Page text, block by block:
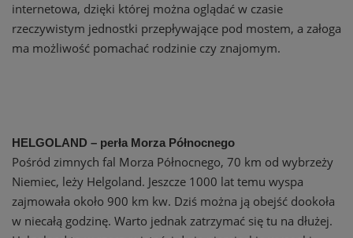
internetowa, dzięki której można oglądać w czasie
rzeczywistym jednostki przepływające pod mostem, a załoga
ma możliwość pomachać rodzinie czy znajomym.
HELGOLAND – perła Morza Północnego
Pośród zimnych fal Morza Północnego, 70 km od wybrzeży
Niemiec, leży Helgoland. Jeszcze 1000 lat temu wyspa
zajmowała około 900 km kw. Dziś można ją obejść dookoła
w niecałą godzinę. Warto jednak zatrzymać się tu na dłużej.